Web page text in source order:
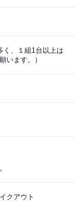
、１組1台以上は
います。）
クアウト